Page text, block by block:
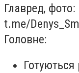
Главред, фото:
t.me/
Головне:
Готуються